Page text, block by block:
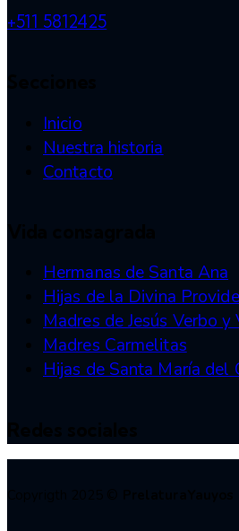
+511 5812425
Inicio
Nuestra historia
Contacto
Hermanas de Santa Ana
Hijas de la Divina
Madres de Jesús Verbo y
Madres Carmelitas
Hijas de Santa María del